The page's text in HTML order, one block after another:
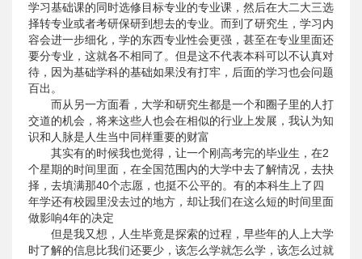
学习基础课的同时选修目标专业的专业课，然后在大二大三选
择转专业或者考研保研到想去的专业。而到了研究生，学习内
容会进一步细化，学的东西专业性会更强，甚至在专业里面还
要分专业，这就各不相同了。但是这不代表本科可以不认真对
待，因为基础学科的基础如果没有打牢，后面的学习也会问题
百出。
而从另一方面看，大学和研究生都是一个和圈子里的人打
交道的机会，将来这些人也会在相似的行业上发展，我认为知
识和人脉是人生当中同样重要的财富
其实有的时候我也觉得，让一个刚高考完的毕业生，在2
个星期的时间里面，在全国范围内的大学中去了解情况，去抉
择，去填满那40个志愿，也挺不公平的。有的本科生上了四
年学还有校园里没去过的地方，却让我们在这么短的时间里面
做影响4年的决定
但是我又想，人生毕竟是探索的过程，早些年的人上大学
时了解的信息比我们还要少，该怎么学就怎么学，该怎么过就